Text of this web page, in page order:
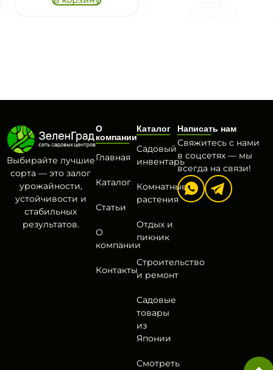
Выбирайте лучшие
сорта — это залог
урожайности,
устойчивости и
стабильных
результатов.
О
компании
Главная
Каталог
Статьи
О
компании
Контакты
Каталог
Садовый
инвентарь
Комнатные
растения
Отдых и
пикник
Строительство
и ремонт
Садовые
товары
из
Японии
Смотреть
Написать нам
Свяжитесь с нами
в соцсетях — мы
всегда на связи!